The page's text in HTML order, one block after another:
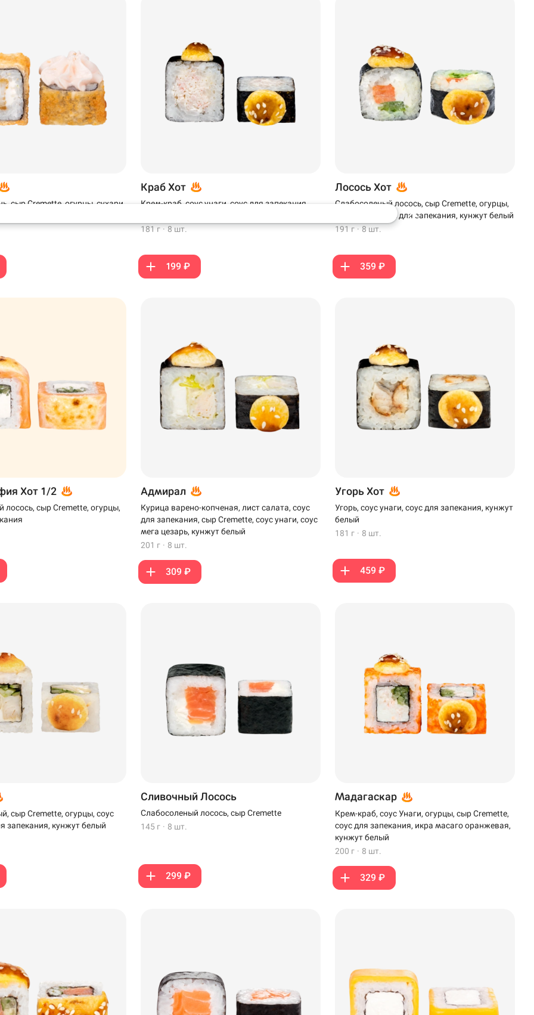
сыр Cremette, огурцы, сухари
Краб Хот
Крем-краб, соус унаги, соус для запекания,
181 г · 8 шт.
199 ₽
Лосось Хот
Слабосоленый лосось, сыр Cremette, огурцы,
соус унаги, соус для запекания, кунжут белый
191 г · 8 шт.
359 ₽
Хот 1/2
лосось, сыр Cremette, огурцы,
Адмирал
Курица варено-копченая, лист салата, соус
для запекания, сыр Cremette, соус унаги, соус
мега цезарь, кунжут белый
201 г · 8 шт.
309 ₽
Угорь Хот
Угорь, соус унаги, соус для запекания, кунжут
белый
181 г · 8 шт.
459 ₽
сыр Cremette, огурцы, соус
запекания, кунжут белый
Сливочный Лосось
Слабосоленый лосось, сыр Cremette
145 г · 8 шт.
299 ₽
Мадагаскар
Крем-краб, соус Унаги, огурцы, сыр Cremette,
соус для запекания, икра масаго оранжевая,
кунжут белый
200 г · 8 шт.
329 ₽
299 ₽
Самовывоз